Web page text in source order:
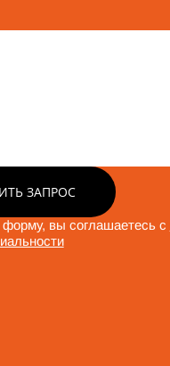
ЗАПРОС
вы соглашаетесь с